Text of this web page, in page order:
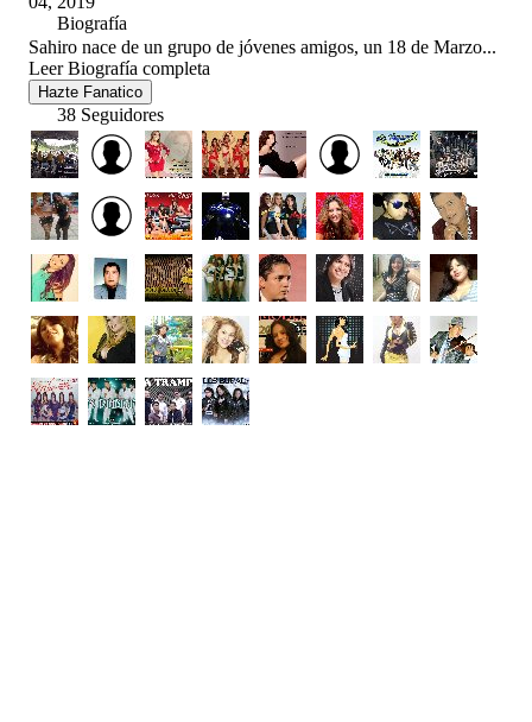
Biografía
Sahiro nace de un grupo de jóvenes amigos, un 18 de Marzo...
Leer Biografía completa
Hazte Fanatico
38 Seguidores